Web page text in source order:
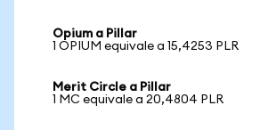
Opium a Pillar
1 OPIUM equivale a 15,4253 PLR
Merit Circle a Pillar
1 MC equivale a 20,4804 PLR